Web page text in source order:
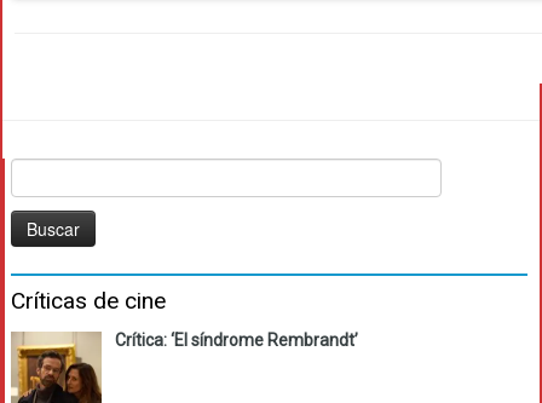
Críticas de cine
Crítica: ‘El síndrome Rembrandt’